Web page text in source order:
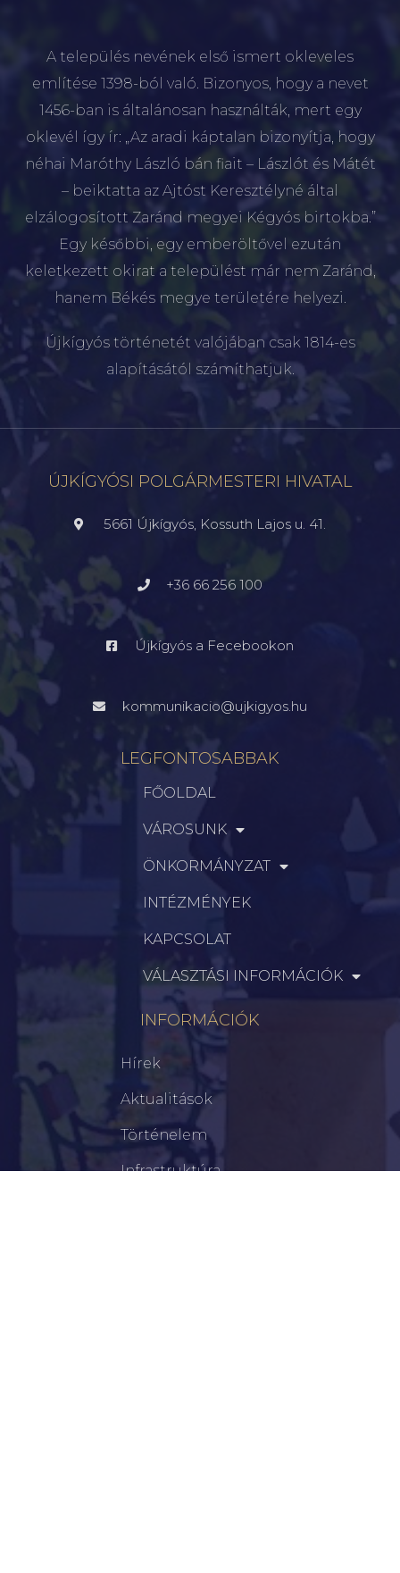
A település nevének első ismert okleveles
említése 1398-ból való. Bizonyos, hogy a nevet
1456-ban is általánosan használták, mert egy
oklevél így ír: „Az aradi káptalan bizonyítja, hogy
néhai Maróthy László bán fiait – Lászlót és Mátét
– beiktatta az Ajtóst Keresztélyné által
elzálogosított Zaránd megyei Kégyós birtokba.”
Egy későbbi, egy emberöltővel ezután
keletkezett okirat a települést már nem Zaránd,
hanem Békés megye területére helyezi.
Újkígyós történetét valójában csak 1814-es
alapításától számíthatjuk.
ÚJKÍGYÓSI POLGÁRMESTERI HIVATAL
5661 Újkígyós, Kossuth Lajos u. 41.
+36 66 256 100
Újkígyós a Fecebookon
kommunikacio@ujkigyos.hu
LEGFONTOSABBAK
FŐOLDAL
VÁROSUNK
ÖNKORMÁNYZAT
INTÉZMÉNYEK
KAPCSOLAT
VÁLASZTÁSI INFORMÁCIÓK
INFORMÁCIÓK
Hírek
Aktualitások
Történelem
Infrastruktúra